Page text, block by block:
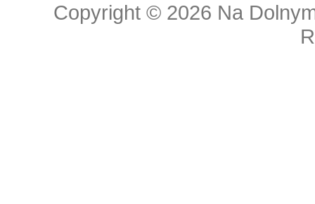
Copyright © 2026 Na